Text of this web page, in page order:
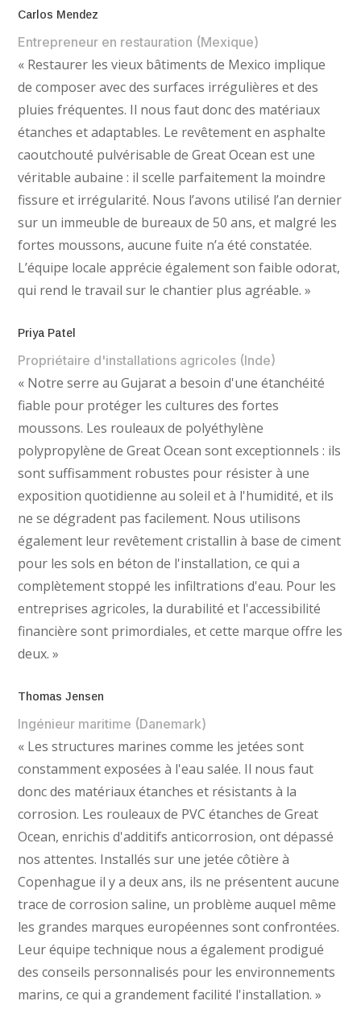
Carlos Mendez
Entrepreneur en restauration (Mexique)
« Restaurer les vieux bâtiments de Mexico implique
de composer avec des surfaces irrégulières et des
pluies fréquentes. Il nous faut donc des matériaux
étanches et adaptables. Le revêtement en asphalte
caoutchouté pulvérisable de Great Ocean est une
véritable aubaine : il scelle parfaitement la moindre
fissure et irrégularité. Nous l’avons utilisé l’an dernier
sur un immeuble de bureaux de 50 ans, et malgré les
fortes moussons, aucune fuite n’a été constatée.
L’équipe locale apprécie également son faible odorat,
qui rend le travail sur le chantier plus agréable. »
Priya Patel
Propriétaire d'installations agricoles (Inde)
« Notre serre au Gujarat a besoin d'une étanchéité
fiable pour protéger les cultures des fortes
moussons. Les rouleaux de polyéthylène
polypropylène de Great Ocean sont exceptionnels : ils
sont suffisamment robustes pour résister à une
exposition quotidienne au soleil et à l'humidité, et ils
ne se dégradent pas facilement. Nous utilisons
également leur revêtement cristallin à base de ciment
pour les sols en béton de l'installation, ce qui a
complètement stoppé les infiltrations d'eau. Pour les
entreprises agricoles, la durabilité et l'accessibilité
financière sont primordiales, et cette marque offre les
deux. »
Thomas Jensen
Ingénieur maritime (Danemark)
« Les structures marines comme les jetées sont
constamment exposées à l'eau salée. Il nous faut
donc des matériaux étanches et résistants à la
corrosion. Les rouleaux de PVC étanches de Great
Ocean, enrichis d'additifs anticorrosion, ont dépassé
nos attentes. Installés sur une jetée côtière à
Copenhague il y a deux ans, ils ne présentent aucune
trace de corrosion saline, un problème auquel même
les grandes marques européennes sont confrontées.
Leur équipe technique nous a également prodigué
des conseils personnalisés pour les environnements
marins, ce qui a grandement facilité l'installation. »